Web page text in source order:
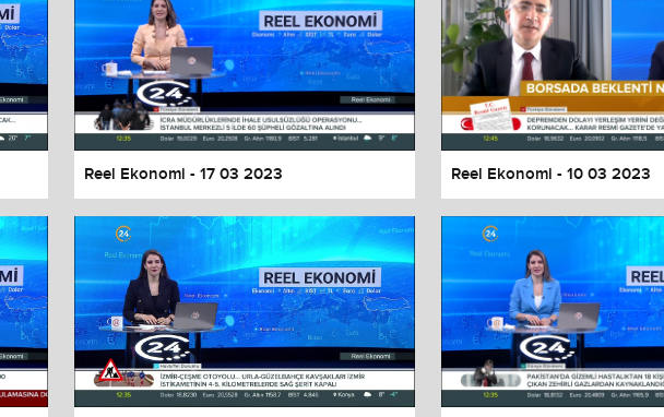
Reel Ekonomi - 17 03 2023 Reel Ekonomi - 10 03 2023